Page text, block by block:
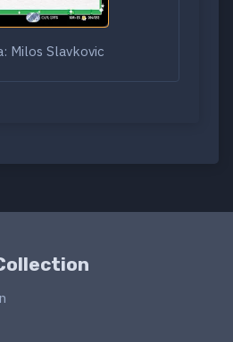
Milos Slavkovic